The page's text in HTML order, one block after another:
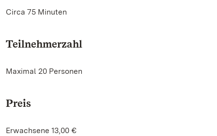
Circa 75 Minuten
Teilnehmerzahl
Maximal 20 Personen
Preis
Erwachsene 13,00 €